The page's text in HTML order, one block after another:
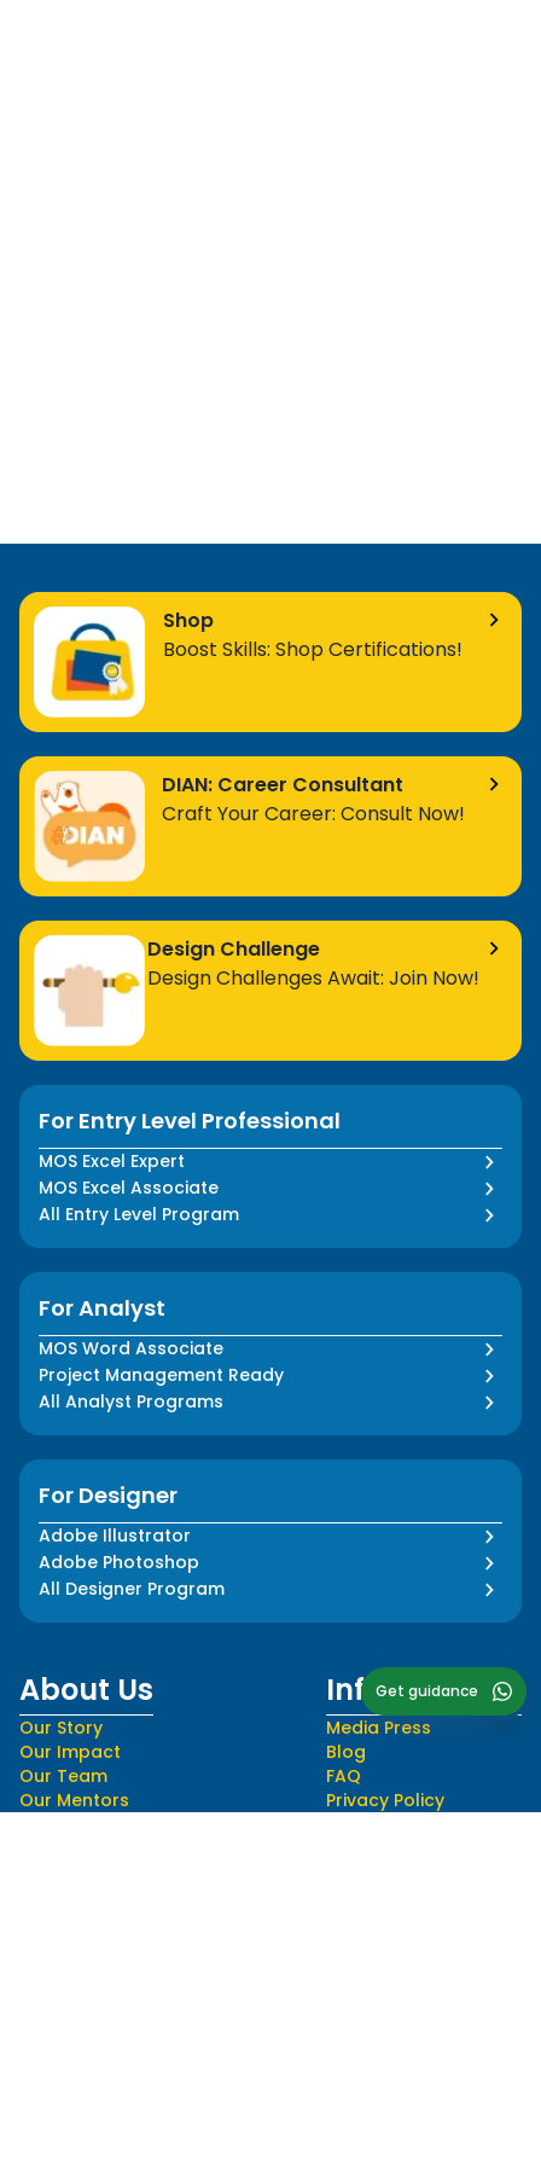
Get guidance
Shop
Boost Skills: Shop Certifications!
DIAN: Career Consultant
Craft Your Career: Consult Now!
Design Challenge
Design Challenges Await: Join Now!
For Entry Level Professional
MOS Excel Expert
MOS Excel Associate
All Entry Level Program
For Analyst
MOS Word Associate
Project Management Ready
All Analyst Programs
For Designer
Adobe Illustrator
Adobe Photoshop
All Designer Program
About Us
Our Story
Our Impact
Our Team
Our Mentors
Informations
Media Press
Blog
FAQ
Privacy Policy